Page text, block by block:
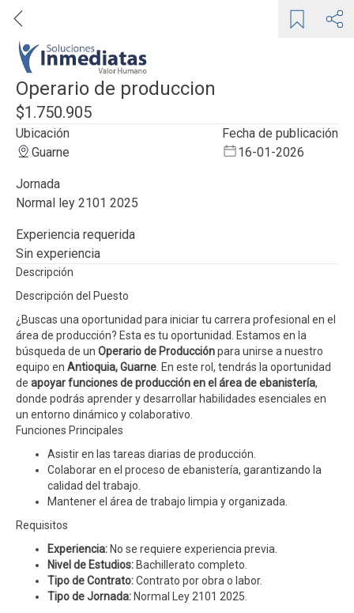
Operario de produccion
$1.750.905
Ubicación
Guarne
Fecha de publicación
16-01-2026
Jornada
normal ley 2101 2025
Experiencia requerida
sin experiencia
Descripción
Descripción del Puesto
¿Buscas una oportunidad para iniciar tu carrera profesional en el
área de producción? Esta es tu oportunidad. Estamos en la
búsqueda de un Operario de Producciónpara unirse a nuestro
equipo en Antioquia, Guarne . En este rol, tendrás la oportunidad
de apoyar funciones de producción en el área de ebanistería,
donde podrás aprender y desarrollar habilidades esenciales en
un entorno dinámico y colaborativo.
Funciones Principales
Asistir en las tareas diarias de producción.
Colaborar en el proceso de ebanistería, garantizando la
calidad del trabajo.
Mantener el área de trabajo limpia y organizada.
Requisitos
Experiencia: No se requiere experiencia previa.
Nivel de Estudios: Bachillerato completo.
Tipo de Contrato:Contrato por obra o labor.
Tipo de Jornada: Normal Ley 2101 2025.